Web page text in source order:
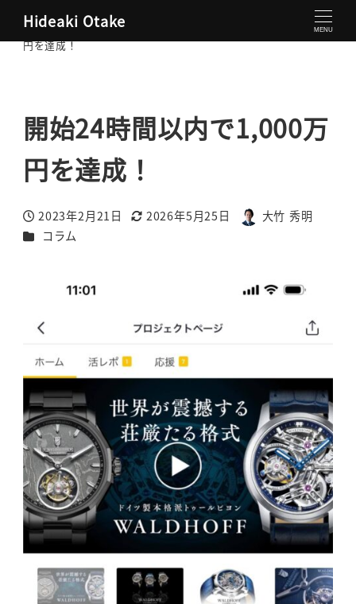
Hideaki Otake MENU
大竹秀明 公式サイト
開始24時間以内で1,000万
円を達成！
開始24時間以内で1,000万
円を達成！
投稿日
2023年2月21日
更新日
2026年5月25日
著
大竹 秀明
カテゴリー
コラム